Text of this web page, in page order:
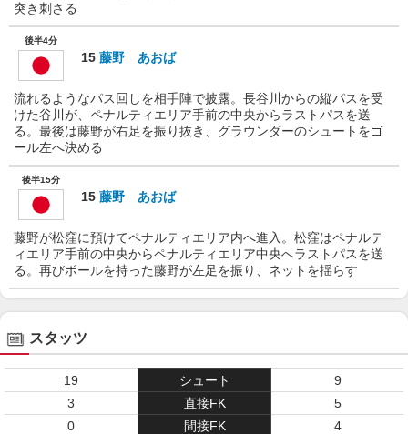
突き刺さる
後半4分
15 藤野 あおば
流れるようなパス回しを相手陣で披露。長谷川からの縦パスを受
けた谷川が、ペナルティエリア手前の中央からラストパスを送
る。最後は藤野が右足を振り抜き、グラウンダーのシュートをゴ
ール左へ決める
後半15分
15 藤野 あおば
藤野が松窪に預けてペナルティエリア内へ進入。松窪はペナルテ
ィエリア手前の中央からペナルティエリア中央へラストパスを送
る。再びボールを持った藤野が左足を振り、ネットを揺らす
スタッツ
19 シュート
9
3
直接FK
5
0
間接FK
4